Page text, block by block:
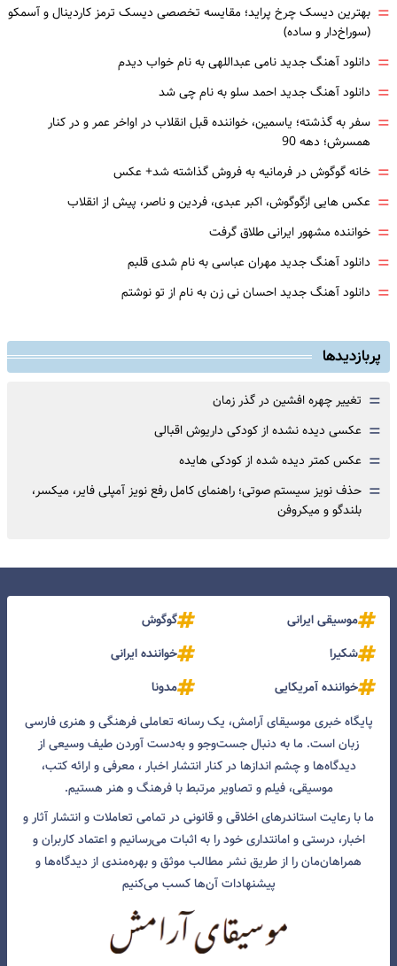
= بهترین دیسک چرخ پراید؛ مقایسه تخصصی دیسک ترمز کاردینال و آسمکو
(سوراخ‌دار و ساده)
= دانلود آهنگ جدید نامی عبداللهی به نام خواب دیدم
= دانلود آهنگ جدید احمد سلو به نام چی شد
= سفر به گذشته؛ یاسمین، خواننده قبل انقلاب در اواخر عمر و در کنار
همسرش؛ دهه 90
= خانه گوگوش در فرمانیه به فروش گذاشته شد+ عکس
= عکس هایی ازگوگوش، اکبر عبدی، فردین و ناصر، پیش از انقلاب
= خواننده مشهور ایرانی طلاق گرفت
= دانلود آهنگ جدید مهران عباسی به نام شدی قلبم
= دانلود آهنگ جدید احسان نی زن به نام از تو نوشتم
پربازدیدها
= تغییر چهره افشین در گذر زمان
= عکسی دیده نشده از کودکی داریوش اقبالی
= عکس کمتر دیده شده از کودکی هایده
= حذف نویز سیستم صوتی؛ راهنمای کامل رفع نویز آمپلی فایر، میکسر،
بلندگو و میکروفن
موسیقی ایرانی
گوگوش
شکیرا
خواننده ایرانی
خواننده آمریکایی
مدونا
پایگاه خبری موسیقای آرامش، یک رسانه تعاملی فرهنگی و هنری فارسی
زبان است. ما به دنبال جست‌و‌جو و به‌دست آوردن طیف وسیعی از
دیدگاه‌ها و چشم انداز‌ها در کنار انتشار اخبار ، معرفی و ارائه کتب،
موسیقی، فیلم و تصاویر مرتبط با فرهنگ و هنر هستیم.
ما با رعایت استاندرهای اخلاقی و قانونی در تمامی تعاملات و انتشار آثار و
اخبار، درستی و امانتداری خود را به اثبات می‌رسانیم و اعتماد کاربران و
همراهان‌مان را از طریق نشر مطالب موثق و بهره‌مندی از دیدگاه‌ها و
پیشنهادات آن‌ها کسب می‌کنیم